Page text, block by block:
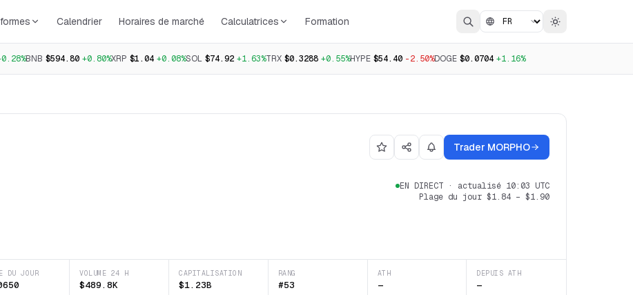
Calendrier Horaires de marché Calculatrices Formation
BNB $594.80 +0.80%XRP $1.04 +0.08%SOL $74.92 +1.63%TRX $0.3288 +0.55%HYPE $54.40 -2.50%DOGE $0.0704 +1.16%
Trader MORPHO
EN DIRECT · actualisé 10:03 UTC
Plage du jour $1.84 – $1.90
DU JOUR VOLUME 24 H
$489.8K
CAPITALISATION
$1.23B
RANG
#53
ATH
—
DEPUIS ATH
—